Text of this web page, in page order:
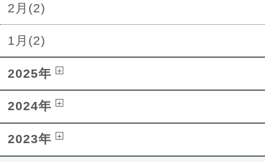
2月(2)
1月(2)
2025年
2024年
2023年